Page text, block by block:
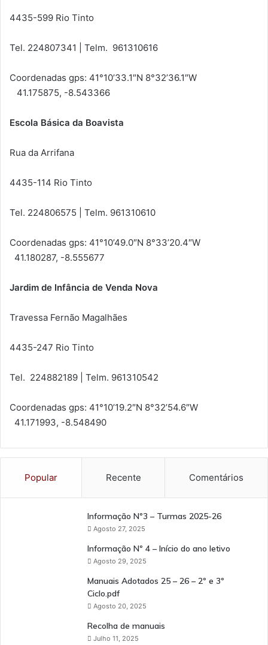
4435-599 Rio Tinto
Tel. 224807341 | Telm. 961310616
Coordenadas gps: 41°10’33.1″N 8°32’36.1″W
41.175875, -8.543366
Escola Básica da Boavista
Rua da Arrifana
4435-114 Rio Tinto
Tel. 224806575 | Telm. 961310610
Coordenadas gps: 41°10’49.0″N 8°33’20.4″W
41.180287, -8.555677
Jardim de Infância de Venda Nova
Travessa Fernão Magalhães
4435-247 Rio Tinto
Tel. 224882189 | Telm. 961310542
Coordenadas gps: 41°10’19.2″N 8°32’54.6″W
41.171993, -8.548490
Popular Recente Comentários
Informação Nº3 – Turmas 2025-26
Agosto 27, 2025
Informação Nº 4 – Início do ano letivo
Agosto 29, 2025
Manuais Adotados 25 – 26 – 2º e 3º
Ciclo.pdf
Agosto 20, 2025
Recolha de manuais
Julho 11, 2025